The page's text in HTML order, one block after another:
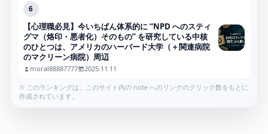
6
【心理職必見】今いちばん体系的に “NPD へのスティ
グマ（烙印・悪者化）そのもの” を研究している中核
のひとつは、アメリカのハーバード大学（＋関連病院
のマクリーン病院）周辺
moral88887777 2025.11.11
※ このランキングは、このサイト内の note へのリンクのクリック数をもとに
作成されています。